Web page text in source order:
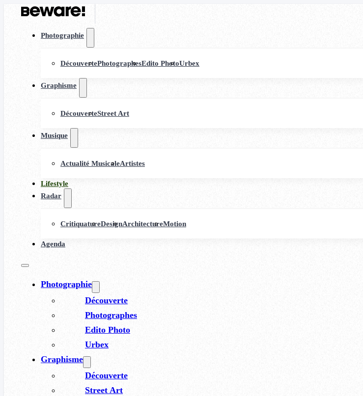
Photographie
DécouvertePhotographesEdito PhotoUrbex
Graphisme
DécouverteStreet Art
Musique
Actualité MusicaleArtistes
Lifestyle
Radar
CritiquatureDesignArchitectureMotion
Agenda
Photographie
Découverte
Photographes
Edito Photo
Urbex
Graphisme
Découverte
Street Art